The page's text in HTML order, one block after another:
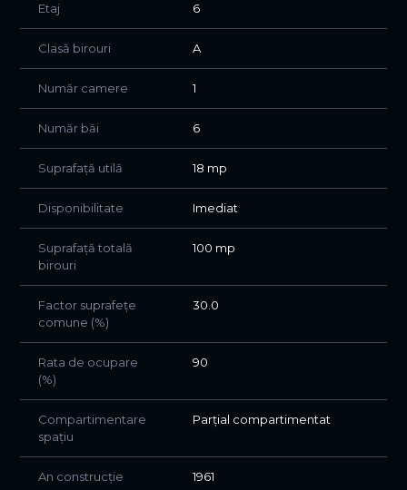
Etaj 6
Clasă birouri A
Număr camere 1
Număr băi 6
Suprafață utilă 18 mp
Disponibilitate Imediat
Suprafață totală
birouri
100 mp
Factor suprafețe
comune (%)
30.0
Rata de ocupare
(%)
90
Compartimentare
spațiu
Parțial compartimentat
An construcție 1961